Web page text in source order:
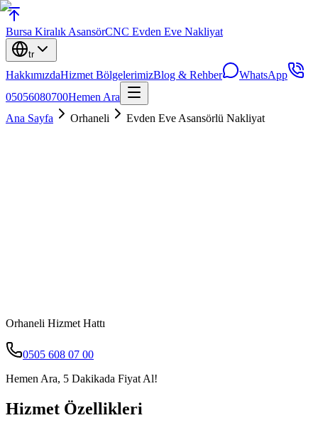
Bursa Kiralık AsansörCNC Evden Eve Nakliyat
tr
HakkımızdaHizmet BölgelerimizBlog & Rehber
WhatsApp
05056080700Hemen Ara
Ana Sayfa
Orhaneli Evden Eve Asansörlü Nakliyat
Orhaneli Hizmet Hattı
0505 608 07 00
Hemen Ara, 5 Dakikada Fiyat Al!
Hizmet Özellikleri